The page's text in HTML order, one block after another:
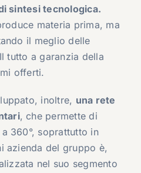
sintesi tecnologica.
materia prima, ma
il meglio delle
tutto a garanzia della
offerti.
inoltre, una rete
, che permette di
360°, soprattutto in
azienda del gruppo è,
nel suo segmento